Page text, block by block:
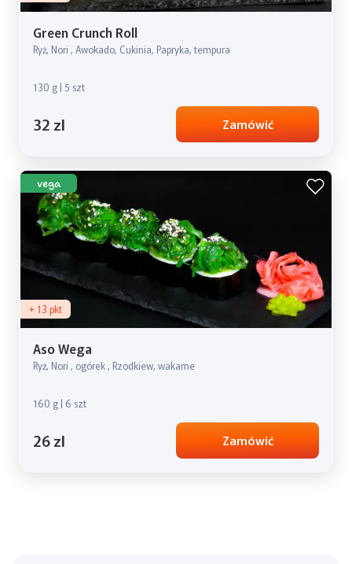
Green Crunch Roll
Ryż, Nori , Awokado, Cukinia, Papryka, tempura
130 g | 5 szt
32 zl Zamówić
vega
+ 13 pkt
Aso Wega
Ryż, Nori , ogórek , Rzodkiew, wakame
160 g | 6 szt
26 zl Zamówić